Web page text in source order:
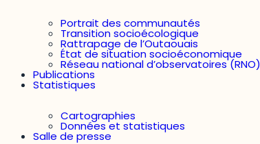
Portrait des communautés
Transition socioécologique
Rattrapage de l’Outaouais
État de situation socioéconomique
Réseau national d’observatoires (RNO)
Publications
Statistiques
Cartographies
Données et statistiques
Salle de presse